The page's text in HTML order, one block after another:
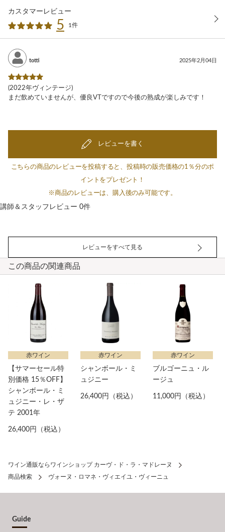
カスタマーレビュー
5 1件
totti 2025年2月04日
(2022年ヴィンテージ)
まだ飲めていませんが、優良VTですので今後の熟成が楽しみです！
レビューを書く
こちらの商品のレビューを投稿すると、投稿時の販売価格の1％分のポ
イントをプレゼント！
※商品のレビューは、購入後のみ可能です。
講師＆スタッフレビュー 0件
レビューをすべて見る
この商品の関連商品
赤ワイン
【サマーセール特
別価格 15％OFF】
シャンボール・ミ
ュジニー・レ・ザ
テ 2001年
26,400円（税込）
赤ワイン
シャンボール・ミ
ュジニー
26,400円（税込）
赤ワイン
ブルゴーニュ・ル
ージュ
11,000円（税込）
ワイン通販ならワインショップ カーヴ・ド・ラ・マドレーヌ
商品検索
ヴォーヌ・ロマネ・ヴィエイユ・ヴィーニュ
Guide